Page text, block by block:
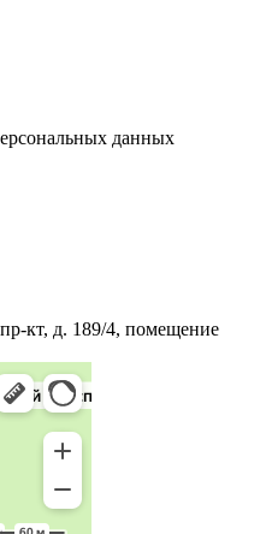
данных
кт, д. 189/4, помещение